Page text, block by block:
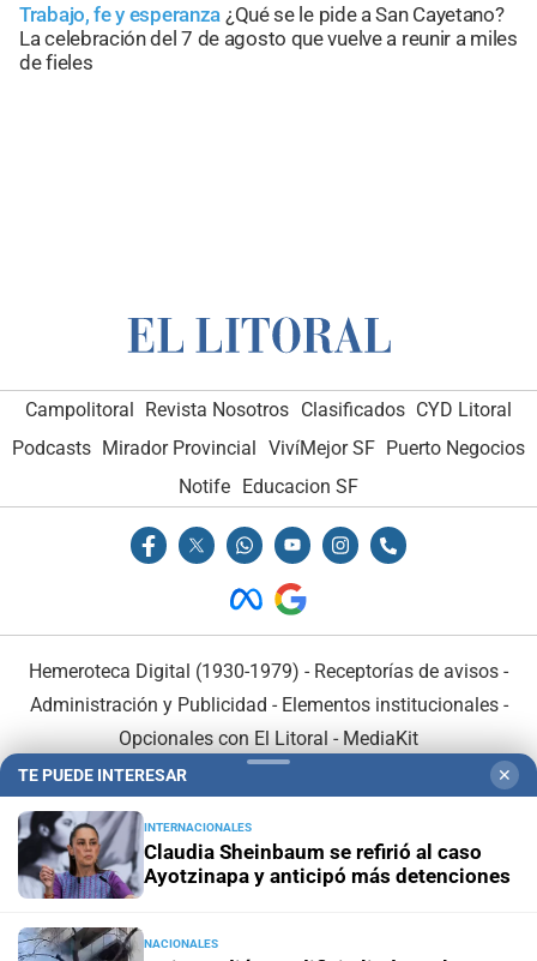
Trabajo, fe y esperanza ¿Qué se le pide a San Cayetano?
La celebración del 7 de agosto que vuelve a reunir a miles
de fieles
Campolitoral Revista Nosotros Clasificados CYD Litoral
Podcasts Mirador Provincial VivíMejor SF Puerto Negocios
Notife
Educacion SF
Hemeroteca Digital (1930-1979) - Receptorías de avisos -
Administración y Publicidad - Elementos institucionales-
Opcionales con El Litoral - MediaKit
TE PUEDE INTERESAR ✕
INTERNACIONALES
Claudia Sheinbaum se refirió al caso
Ayotzinapa y anticipó más detenciones
NACIONALES